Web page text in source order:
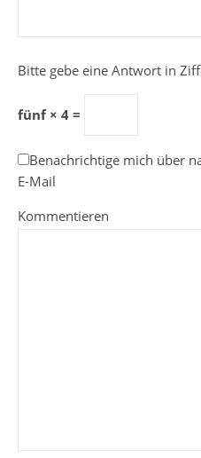
Bitte gebe eine Antwort in
fünf × 4 =
Benachrichtige mich über
E-Mail
Kommentieren